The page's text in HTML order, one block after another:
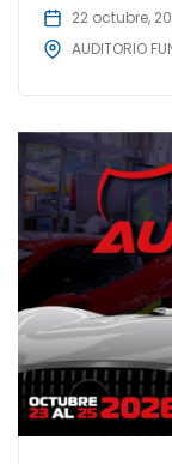
22 octubre,
AUDITORIO